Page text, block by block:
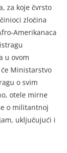
za koje čvrsto
zločina
Amerikanaca
u ovom
Ministarstvo
o svim
otele mirne
o militantnoj
uključujući i